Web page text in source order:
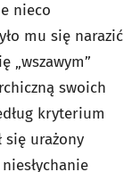
nieco
mu się narazić
„wszawym”
swoich
kryterium
się urażony